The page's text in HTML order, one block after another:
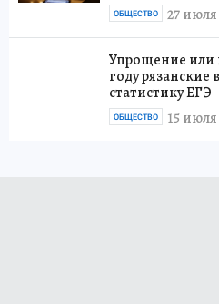
27 июля
ОБЩЕСТВО
Упрощение или
году
статистику ЕГЭ
15 июля
ОБЩЕСТВО